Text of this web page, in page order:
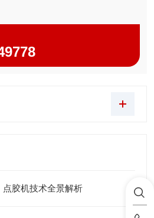
点胶机技术全景解析